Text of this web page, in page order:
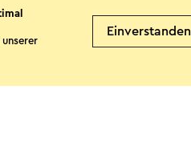
Einverstanden